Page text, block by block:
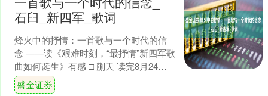
石臼_新四军_歌词
烽火中的抒情：一首歌与一个时代的信
念 ——读《艰难时刻，“最抒情”新四军歌
曲如何诞生》有感 □ 蒯天 读完8月24日
交汇点新闻上顾星欣撰写的《艰难时
刻，“最抒情....
盛金证券